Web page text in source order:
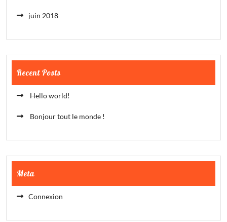
juin 2018
Recent Posts
Hello world!
Bonjour tout le monde !
Meta
Connexion